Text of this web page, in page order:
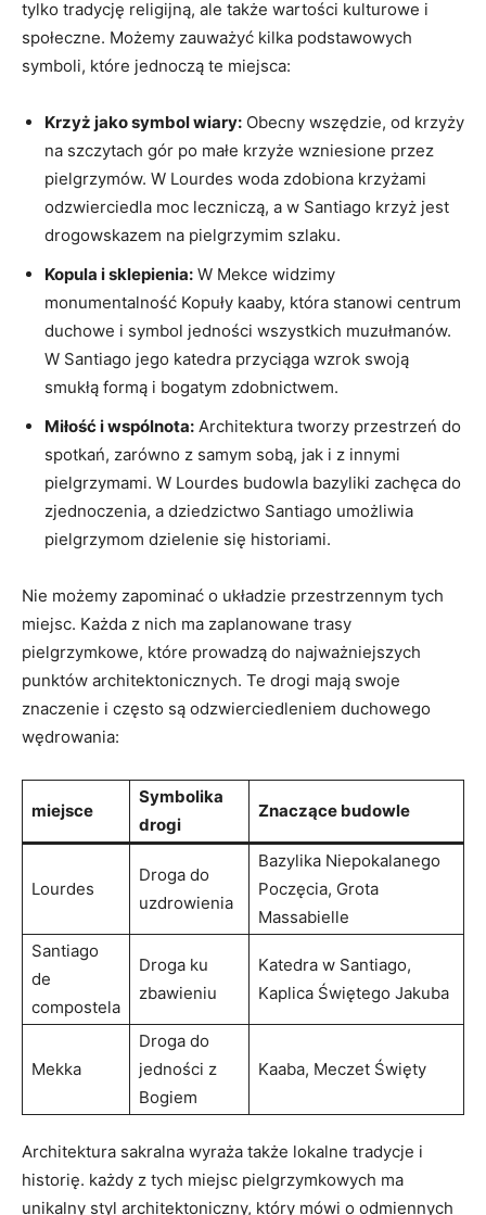
tylko tradycję religijną, ale także wartości kulturowe i
społeczne. Możemy zauważyć kilka podstawowych
symboli, które jednoczą te miejsca:
Krzyż jako symbol wiary: Obecny wszędzie, od krzyży
na szczytach gór po małe krzyże wzniesione przez
pielgrzymów. W Lourdes woda zdobiona krzyżami
odzwierciedla moc leczniczą, a w Santiago krzyż jest
drogowskazem na pielgrzymim szlaku.
Kopula i sklepienia: W Mekce widzimy
monumentalność Kopuły kaaby, która stanowi centrum
duchowe i symbol jedności wszystkich muzułmanów.
W Santiago jego katedra przyciąga wzrok swoją
smukłą formą i bogatym zdobnictwem.
Miłość i wspólnota: Architektura tworzy przestrzeń do
spotkań, zarówno z samym sobą, jak i z innymi
pielgrzymami. W Lourdes budowla bazyliki zachęca do
zjednoczenia, a dziedzictwo Santiago umożliwia
pielgrzymom dzielenie się historiami.
Nie możemy zapominać o układzie przestrzennym tych
miejsc. Każda z nich ma zaplanowane trasy
pielgrzymkowe, które prowadzą do najważniejszych
punktów architektonicznych. Te drogi mają swoje
znaczenie i często są odzwierciedleniem duchowego
wędrowania:
miejsce
Symbolika
drogi
Znaczące budowle
Lourdes
Droga do
uzdrowienia
Bazylika Niepokalanego
Poczęcia, Grota
Massabielle
Santiago
de
compostela
Droga ku
zbawieniu
Katedra w Santiago,
Kaplica Świętego Jakuba
Mekka
Droga do
jedności z
Bogiem
Kaaba, Meczet Święty
Architektura sakralna wyraża także lokalne tradycje i
historię. każdy z tych miejsc pielgrzymkowych ma
unikalny styl architektoniczny, który mówi o odmiennych